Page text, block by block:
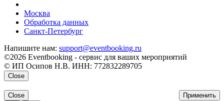
Москва
Обработка данных
Санкт-Петербург
Напишите нам: support@eventbooking.ru
©2026 Eventbooking - сервис для ваших мероприятий
© ИП Осипов Н.В. ИНН: 772832289705
Close
Применить
Close